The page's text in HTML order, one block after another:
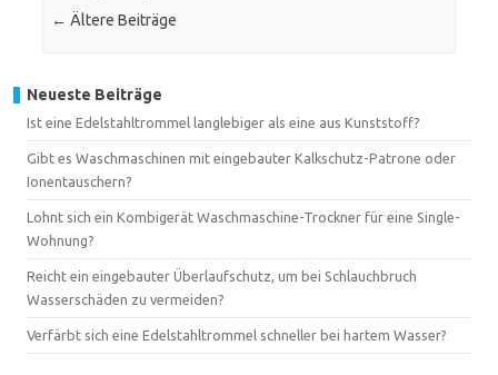
← Ältere Beiträge
Neueste Beiträge
Ist eine Edelstahltrommel langlebiger als eine aus Kunststoff?
Gibt es Waschmaschinen mit eingebauter Kalkschutz-Patrone oder
Ionentauschern?
Lohnt sich ein Kombigerät Waschmaschine-Trockner für eine Single-
Wohnung?
Reicht ein eingebauter Überlaufschutz, um bei Schlauchbruch
Wasserschäden zu vermeiden?
Verfärbt sich eine Edelstahltrommel schneller bei hartem Wasser?